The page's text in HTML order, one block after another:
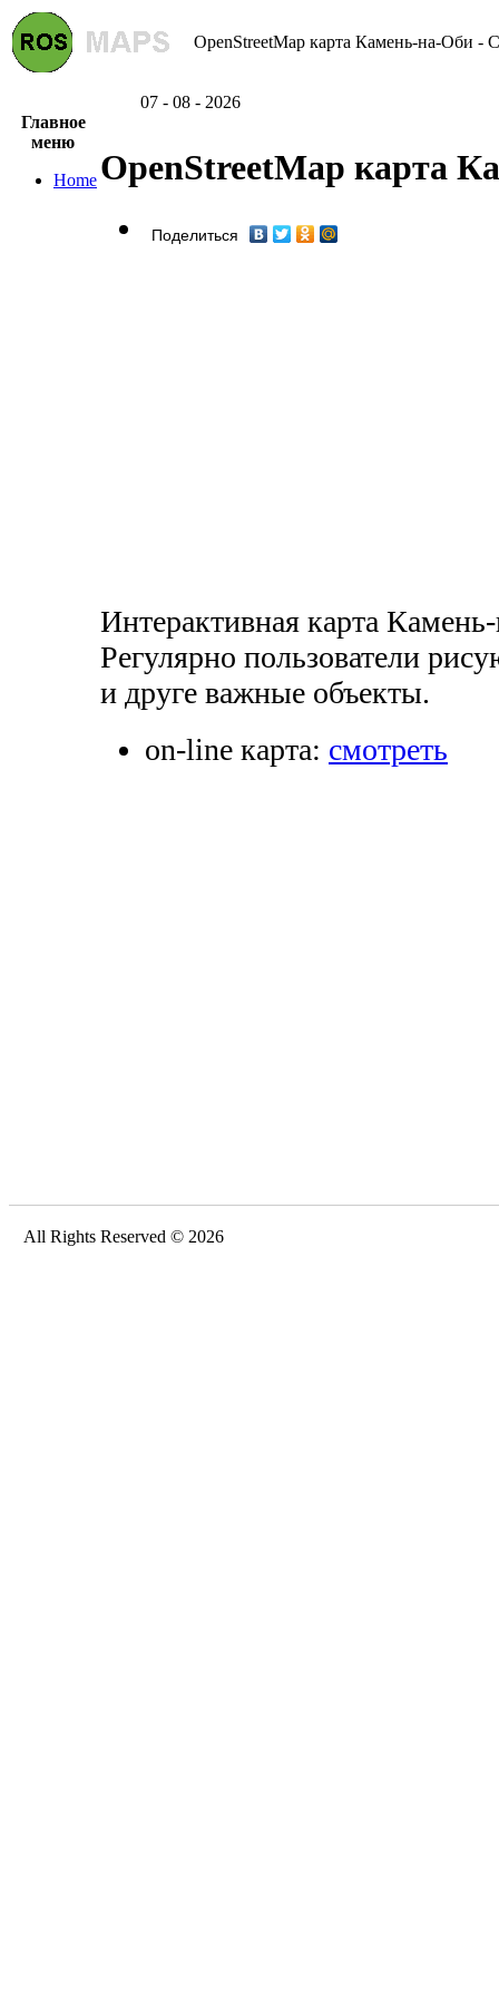
OpenStreetMap карта Камень-на-Оби -
07 - 08 - 2026
Главное
меню
Home OpenStreetMap карта
Поделиться
Интерактивная карта
Регулярно пользователи
и друге важные объекты.
on-line карта: смотреть
All Rights Reserved © 2026